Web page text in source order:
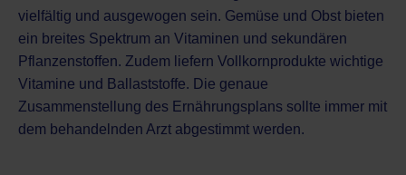
vielfältig und ausgewogen sein. Gemüse und Obst bieten
ein breites Spektrum an Vitaminen und sekundären
Pflanzenstoffen. Zudem liefern Vollkornprodukte wichtige
Vitamine und Ballaststoffe. Die genaue
Zusammenstellung des Ernährungsplans sollte immer mit
dem behandelnden Arzt abgestimmt werden.